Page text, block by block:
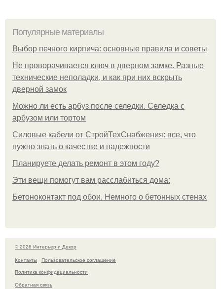
Популярные материалы
Выбор печного кирпича: основные правила и советы
Не проворачивается ключ в дверном замке. Разные
технические неполадки, и как при них вскрыть
дверной замок
Можно ли есть арбуз после селедки. Селедка с
арбузом или тортом
Силовые кабели от СтройТехСнабжения: все, что
нужно знать о качестве и надежности
Планируете делать ремонт в этом году?
Эти вещи помогут вам расслабиться дома:
Бетоноконтакт под обои. Немного о бетонных стенах
© 2026 Интерьер и Декор
Контакты
Пользовательское соглашение
Политика конфидециальности
Обратная связь